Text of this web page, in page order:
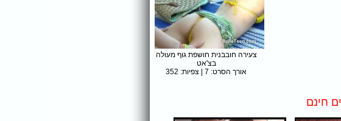
צעירה חובבנית חושפת גוף מעולה
בצ'אט
אורך הסרט: 7 | צפיות: 352
חינם